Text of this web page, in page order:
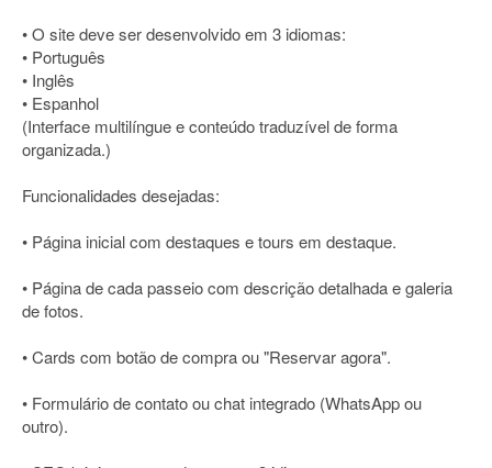
• O site deve ser desenvolvido em 3 idiomas:
• Português
• Inglês
• Espanhol
(Interface multilíngue e conteúdo traduzível de forma
organizada.)
Funcionalidades desejadas:
• Página inicial com destaques e tours em destaque.
• Página de cada passeio com descrição detalhada e galeria
de fotos.
• Cards com botão de compra ou "Reservar agora".
• Formulário de contato ou chat integrado (WhatsApp ou
outro).